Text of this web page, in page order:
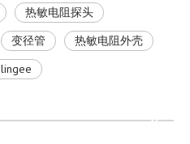
热敏电阻探头
变径管
热敏电阻外壳
lingee